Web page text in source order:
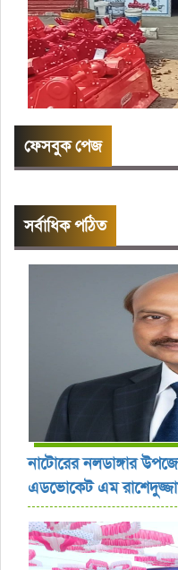
ফেসবুক পেজ
সর্বাধিক পঠিত
নাটোরের নলডাঙ্গার
এডভোকেট এম